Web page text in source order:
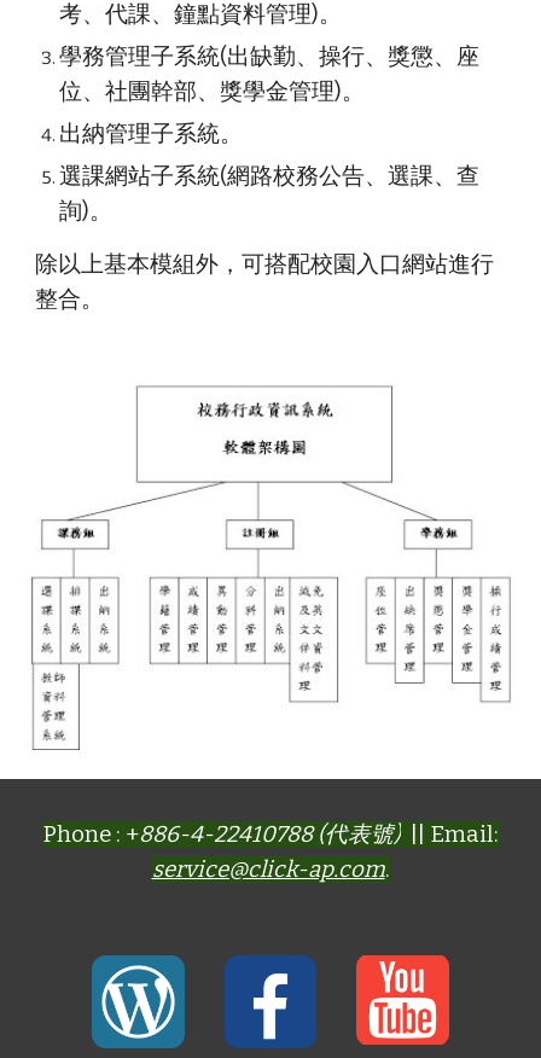
考、代課、鐘點資料管理)。
學務管理子系統(出缺勤、操行、獎懲、座
位、社團幹部、獎學金管理)。
出納管理子系統。
選課網站子系統(網路校務公告、選課、查
詢)。
除以上基本模組外，可搭配校園入口網站進行
整合。
Phone : +886-4-22410788 (代表號)|| Email:
service@click-ap.com.